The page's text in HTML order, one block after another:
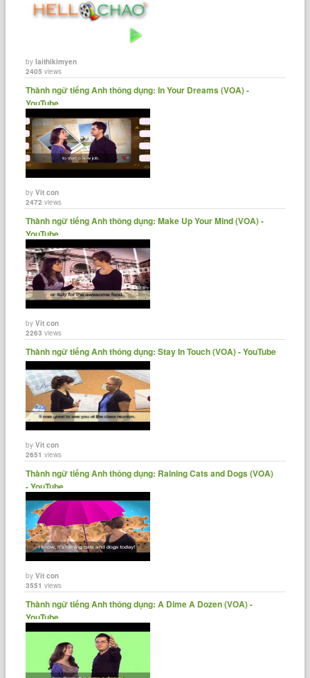
bylaithikimyen
2405 views
Thành ngữ tiếng Anh thông dụng: In Your Dreams (VOA) -
YouTube
byVit con
2472 views
Thành ngữ tiếng Anh thông dụng: Make Up Your Mind (VOA) -
YouTube
byVit con
2263 views
Thành ngữ tiếng Anh thông dụng: Stay In Touch (VOA) - YouTube
byVit con
2651 views
Thành ngữ tiếng Anh thông dụng: Raining Cats and Dogs (VOA)
- YouTube
byVit con
3551 views
Thành ngữ tiếng Anh thông dụng: A Dime A Dozen (VOA) -
YouTube